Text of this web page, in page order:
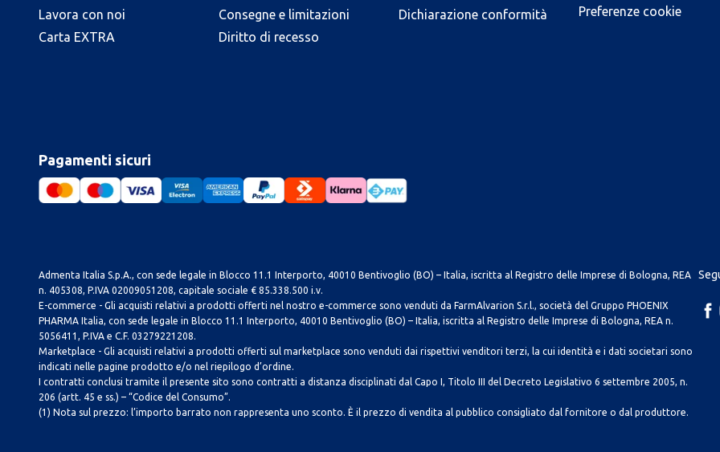
Lavora con noi
Carta EXTRA
Consegne e limitazioni
Diritto di recesso
Dichiarazione conformità
Preferenze cookie
Pagamenti sicuri
Admenta Italia S.p.A., con sede legale in Blocco 11.1 Interporto, 40010 Bentivoglio (BO) – Italia, iscritta al Registro delle Imprese di Bologna, REA
n. 405308, P.IVA 02009051208, capitale sociale € 85.338.500 i.v.
E-commerce - Gli acquisti relativi a prodotti offerti nel nostro e-commerce sono venduti da FarmAlvarion S.r.l., società del Gruppo PHOENIX
PHARMA Italia, con sede legale in Blocco 11.1 Interporto, 40010 Bentivoglio (BO) – Italia, iscritta al Registro delle Imprese di Bologna, REA n.
5056411, P.IVA e C.F. 03279221208.
Marketplace - Gli acquisti relativi a prodotti offerti sul marketplace sono venduti dai rispettivi venditori terzi, la cui identità e i dati societari sono
indicati nelle pagine prodotto e/o nel riepilogo d’ordine.
I contratti conclusi tramite il presente sito sono contratti a distanza disciplinati dal Capo I, Titolo III del Decreto Legislativo 6 settembre 2005, n.
206 (artt. 45 e ss.) – “Codice del Consumo”.
(1) Nota sul prezzo: l’importo barrato non rappresenta uno sconto. È il prezzo di vendita al pubblico consigliato dal fornitore o dal produttore.